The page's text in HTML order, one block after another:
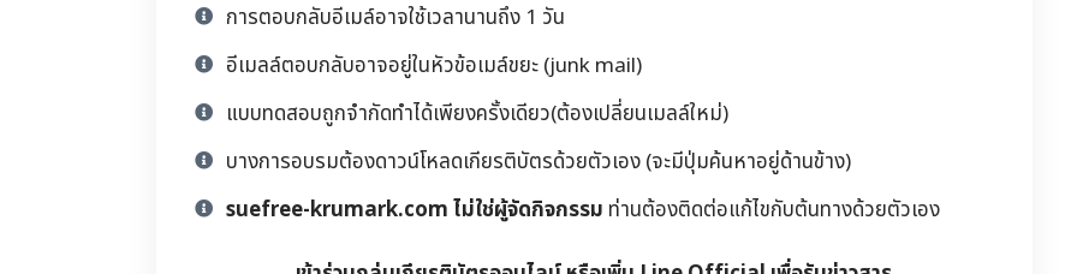
การตอบกลับอีเมล์อาจใช้เวลานานถึง 1 วัน
อีเมลล์ตอบกลับอาจอยู่ในหัวข้อเมล์ขยะ (junk mail)
แบบทดสอบถูกจำกัดทำได้เพียงครั้งเดียว(ต้องเปลี่ยนเมลล์ใหม่)
บางการอบรมต้องดาวน์โหลดเกียรติบัตรด้วยตัวเอง (จะมีปุ่มค้นหาอยู่ด้านข้าง)
suefree-krumark.com ไม่ใช่ผู้จัดกิจกรรม ท่านต้องติดต่อแก้ไขกับต้นทางด้วยตัวเอง